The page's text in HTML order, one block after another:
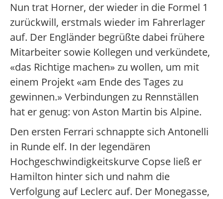
Nun trat Horner, der wieder in die Formel 1
zurückwill, erstmals wieder im Fahrerlager
auf. Der Engländer begrüßte dabei frühere
Mitarbeiter sowie Kollegen und verkündete,
«das Richtige machen» zu wollen, um mit
einem Projekt «am Ende des Tages zu
gewinnen.» Verbindungen zu Rennställen
hat er genug: von Aston Martin bis Alpine.
Den ersten Ferrari schnappte sich Antonelli
in Runde elf. In der legendären
Hochgeschwindigkeitskurve Copse ließ er
Hamilton hinter sich und nahm die
Verfolgung auf Leclerc auf. Der Monegasse,